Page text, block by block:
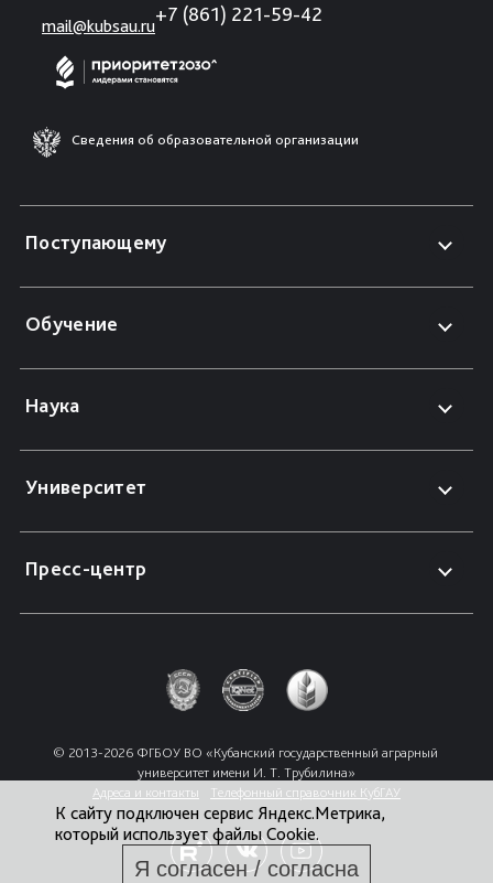
mail@kubsau.ru
+7 (861) 221-59-42
Сведения об образовательной организации
Поступающему
Обучение
Наука
Университет
Пресс-центр
© 2013-2026 ФГБОУ ВО «Кубанский государственный аграрный
университет имени И. Т. Трубилина»
Адреса и контакты
Телефонный справочник КубГАУ
К сайту подключен сервис Яндекс.Метрика,
который использует файлы Cookie.
Я согласен / согласна